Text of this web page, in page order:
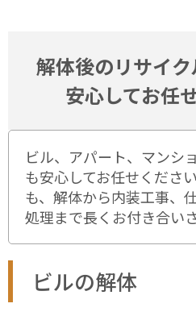
解体後のリサイ
安心してお任
ビル、アパート、マンシ
も安心してお任せくださ
も、解体から内装工事、
処理まで長くお付き合い
ビルの解体